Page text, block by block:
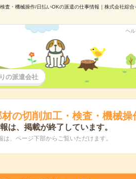
査・機械操作/日払いOKの派遣の仕事情報｜株式会社綜
ヘ
の派遣会社
材の切削加工・検査・機械
は、掲載が終了しています。
、ページ下部からご覧いただけます。